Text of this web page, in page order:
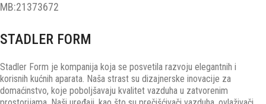
MB:21373672
STADLER FORM
Stadler Form je kompanija koja se posvetila razvoju elegantnih i
korisnih kućnih aparata. Naša strast su dizajnerske inovacije za
domaćinstvo, koje poboljšavaju kvalitet vazduha u zatvorenim